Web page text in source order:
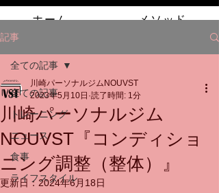
ホーム メソッド
トレーニングの流れ 施設
スタッフ よくある質問 料金
お問い合わせ
記事
全ての記事
トレーニング
ニュース
食事
ライフスタイル
全ての記事
川崎パーソナルジム
NOUVST『コンディショ
ニング調整（整体）』
川崎パーソナルジムNOUVST
2023年5月10日 読了時間: 1分
更新日： 2024年6月18日